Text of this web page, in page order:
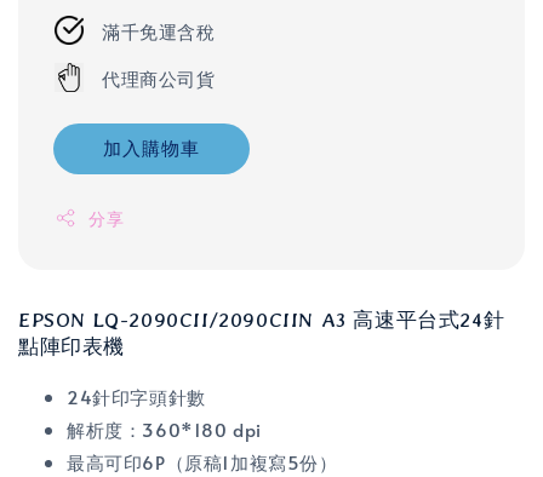
滿千免運含稅
代理商公司貨
加入購物車
分享
EPSON LQ-2090CII/2090CIIN A3 高速平台式24針
點陣印表機
24針印字頭針數
解析度：360*180 dpi
最高可印6P（原稿1加複寫5份）